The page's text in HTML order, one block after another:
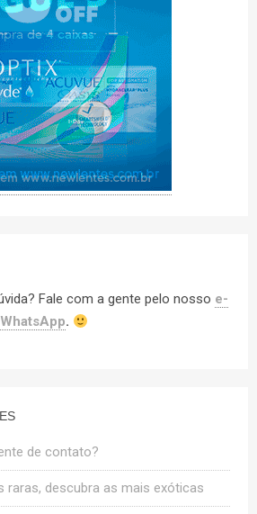
Fale com a gente pelo nosso e-
WhatsApp.
de contato?
raras, descubra as mais exóticas